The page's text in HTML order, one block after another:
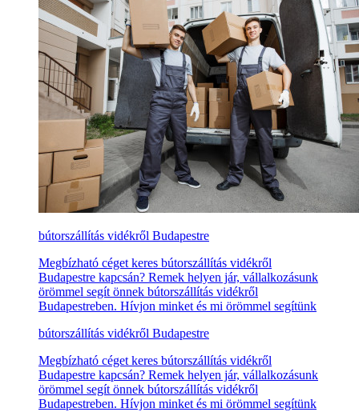
bútorszállítás vidékről Budapestre
Megbízható céget keres bútorszállítás vidékről
Budapestre kapcsán? Remek helyen jár, vállalkozásunk
örömmel segít önnek bútorszállítás vidékről
Budapestreben. Hívjon minket és mi örömmel segítünk
bútorszállítás vidékről Budapestre
Megbízható céget keres bútorszállítás vidékről
Budapestre kapcsán? Remek helyen jár, vállalkozásunk
örömmel segít önnek bútorszállítás vidékről
Budapestreben. Hívjon minket és mi örömmel segítünk